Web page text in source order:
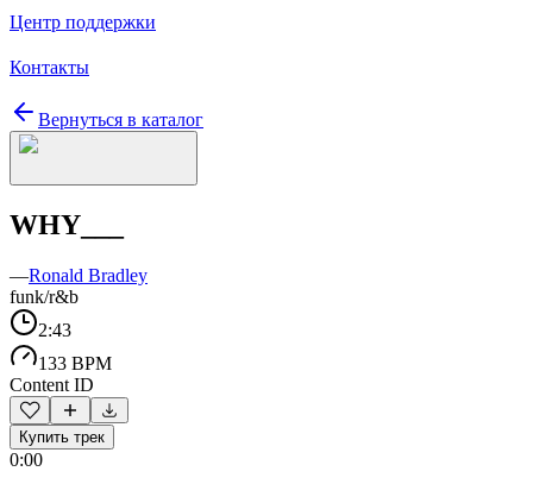
Центр поддержки
Контакты
Вернуться в каталог
WHY___
—Ronald Bradley
funk/r&b
2:43
133 BPM
Content ID
Купить трек
0:00